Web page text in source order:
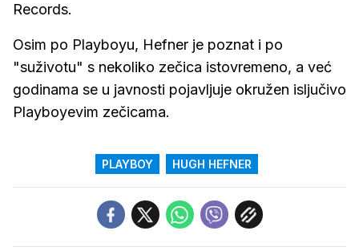
Records.
Osim po Playboyu, Hefner je poznat i po
"suživotu" s nekoliko zečica istovremeno, a već
godinama se u javnosti pojavljuje okružen isljučivo
Playboyevim zečicama.
PLAYBOY HUGH HEFNER